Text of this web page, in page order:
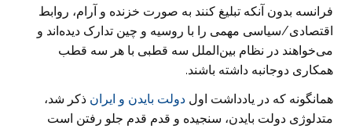
فرانسه بدون آنکه تبلیغ کنند به صورت خزنده و آرام، روابط
اقتصادی/سیاسی مهمی را با روسیه و چین تدارک دیده‌اند و
می‌خواهند در نظام بین‌الملل سه قطبی با هر سه قطب
همکاری دوجانبه داشته باشند.
همانگونه که در یادداشت اول دولت بایدن و ایران ذکر شد،
متدلوژی دولت بایدن، سنجیده و قدم قدم جلو رفتن است